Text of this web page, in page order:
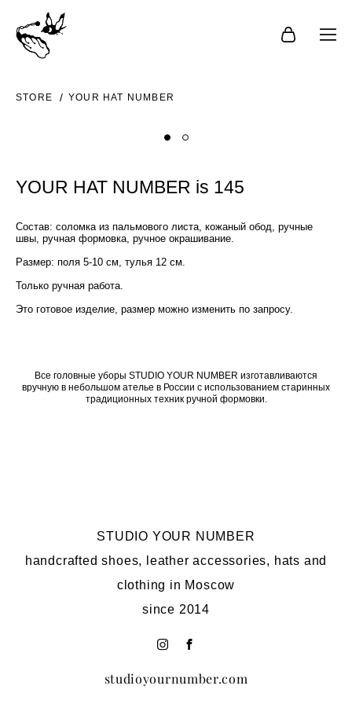
STORE YOUR HAT NUMBER
YOUR HAT NUMBER is 145
Состав: соломка из пальмового листа, кожаный обод, ручные
швы, ручная формовка, ручное окрашивание.
Размер: поля 5-10 см, тулья 12 см.
Только ручная работа.
Это готовое изделие, размер можно изменить по запросу.
Все головные уборы STUDIO YOUR NUMBER изготавливаются
вручную в небольшом ателье в России с использованием старинных
традиционных техник ручной формовки.
STUDIO YOUR NUMBER
handcrafted shoes, leather accessories, hats and
clothing in Moscow
since 2014
studioyournumber.com